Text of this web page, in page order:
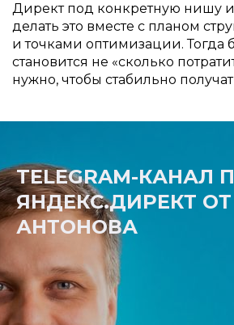
Директ под конкретную нишу
делать это вместе с планом
и точками оптимизации. Тогда
становится не «сколько
нужно, чтобы стабильно
TELEGRAM-КАНАЛ
ЯНДЕКС.ДИРЕКТ
АНТОНОВА